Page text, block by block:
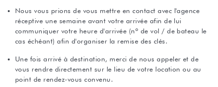
Nous vous prions de vous mettre en contact avec l'agence
réceptive une semaine avant votre arrivée afin de lui
communiquer votre heure d'arrivée (nº de vol / de bateau le
cas échéant) afin d'organiser la remise des clés.
Une fois arrivé à destination, merci de nous appeler et de
vous rendre directement sur le lieu de votre location ou au
point de rendez-vous convenu.